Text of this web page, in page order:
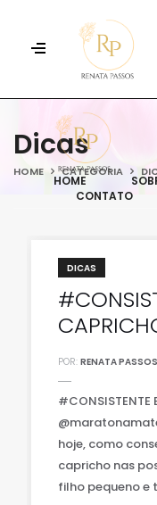
HOME
CONTATO
Dicas
HOME CATEGORIA
DICAS
POR: RENATA PASSOS
#CONSISTENTE
hoje, como
capricho nas
filho pequeno e